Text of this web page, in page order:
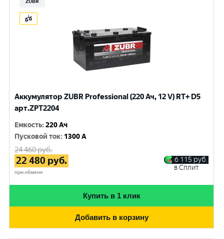
Аккумулятор ZUBR Professional (220 Ач, 12 V) RT+ D5
арт.ZPT2204
Емкость:220 Ач
Пусковой ток: 1300 A
24 460руб.
22 480 руб.
при обмене
6 115 руб.
в Сплит
Купить в 1 клик
Добавить в корзину